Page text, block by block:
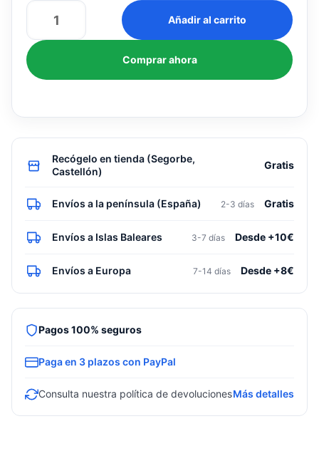
Bomba
condensados
Sauermann
Si-
cantidad
Añadir al carrito
Comprar ahora
Recógelo en tienda (Segorbe,
Castellón)
Gratis
Envíos a la península (España) 2-3 días Gratis
Envíos a Islas Baleares 3-7 días Desde +10€
Envíos a Europa 7-14 días Desde +8€
Pagos 100% seguros
Paga en 3 plazos con PayPal
Consulta nuestra política de devolucionesMás detalles